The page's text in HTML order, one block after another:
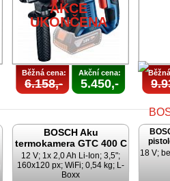
AKCE
UKONČENA
Běžná cena:
6.158,-
Akční cena:
5.450,-
BOSCH Aku
termokamera GTC 400 C
12 V; 1x 2,0 Ah Li-Ion; 3,5";
160x120 px; WiFi; 0,54 kg; L-
Boxx
18 V;